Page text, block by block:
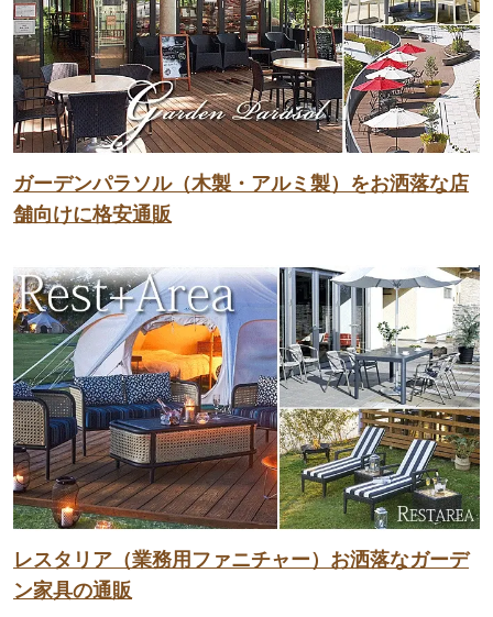
ガーデンパラソル（木製・アルミ製）をお洒落な店
舗向けに格安通販
レスタリア（業務用ファニチャー）お洒落なガーデ
ン家具の通販